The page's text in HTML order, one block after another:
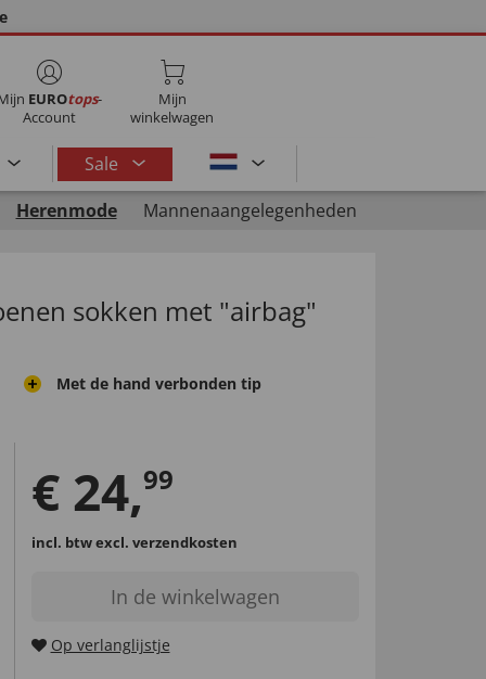
EUROtops-
Account
Mijn
winkelwagen
Sale
Herenmode Mannenaangelegenheden
sokken met "airbag"
Met de hand verbonden tip
€ 24,99
incl. btwexcl. verzendkosten
In de winkelwagen
Op verlanglijstje